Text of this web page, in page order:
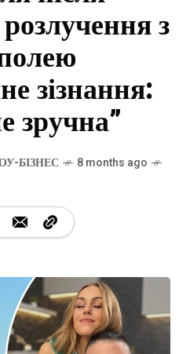
з
зізнання:
зручна”
БІЗНЕС
8 months ago